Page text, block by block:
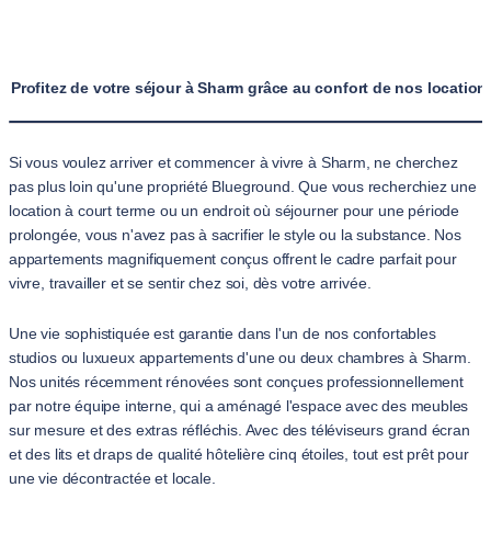
Profitez de votre séjour à Sharm grâce au confort de nos
Si vous voulez arriver et commencer à vivre à Sharm, ne cherchez
pas plus loin qu'une propriété Blueground. Que vous recherchiez une
location à court terme ou un endroit où séjourner pour une période
prolongée, vous n'avez pas à sacrifier le style ou la substance. Nos
appartements magnifiquement conçus offrent le cadre parfait pour
vivre, travailler et se sentir chez soi, dès votre arrivée.
Une vie sophistiquée est garantie dans l'un de nos confortables
studios ou luxueux appartements d'une ou deux chambres à Sharm.
Nos unités récemment rénovées sont conçues professionnellement
par notre équipe interne, qui a aménagé l'espace avec des meubles
sur mesure et des extras réfléchis. Avec des téléviseurs grand écran
et des lits et draps de qualité hôtelière cinq étoiles, tout est prêt pour
une vie décontractée et locale.